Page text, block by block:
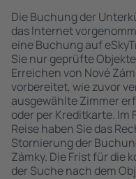
Die Buchung der
das Internet
eine Buchung auf
Sie nur geprüfte
Erreichen von Nové
vorbereitet, wie zuvor
ausgewählte Zimmer
oder per Kreditkarte. Im
Reise haben Sie das
Stornierung der
Zámky. Die Frist für die
der Suche nach dem